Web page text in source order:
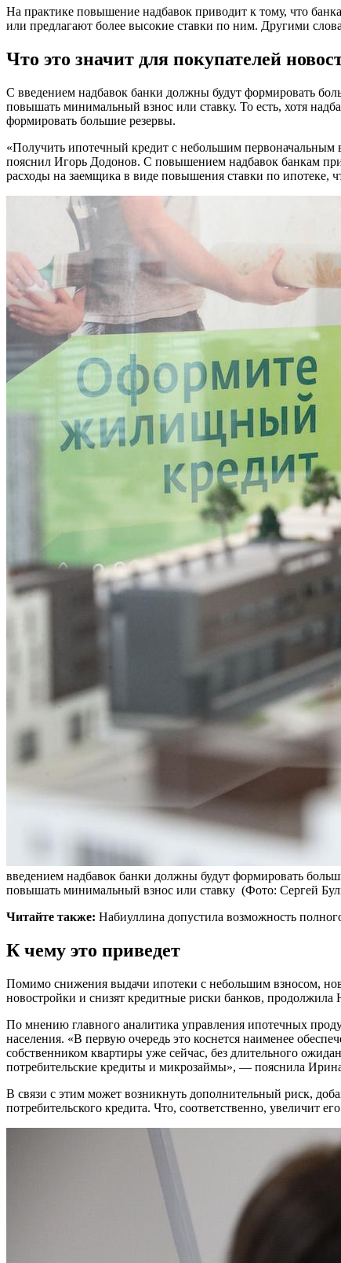
На практике повышение надбавок приводит к тому, что
или предлагают более высокие ставки по ним. Другими
Что это значит для покупателей
С введением надбавок банки должны будут формировать
повышать минимальный взнос или ставку. То есть, хотя
формировать большие резервы.
«Получить ипотечный кредит с небольшим
пояснил Игорь Додонов. С повышением надбавок банкам
расходы на заемщика в виде повышения ставки по ипотеке,
введением надбавок банки должны будут формировать
повышать минимальный взнос или ставку (Фото: Сергей
Читайте также: Набиуллина допустила возможность
К чему это приведет
Помимо снижения выдачи ипотеки с небольшим взносом,
новостройки и снизят кредитные риски банков, продолжила
По мнению главного аналитика управления ипотечных
населения. «В первую очередь это коснется наименее
собственником квартиры уже сейчас, без длительного
потребительские кредиты и микрозаймы», — пояснила
В связи с этим может возникнуть дополнительный риск,
потребительского кредита. Что, соответственно, увеличит